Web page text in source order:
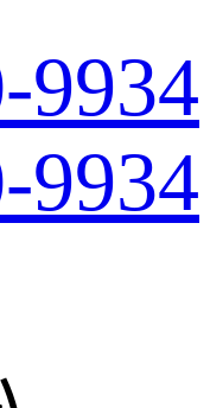
9934
9934